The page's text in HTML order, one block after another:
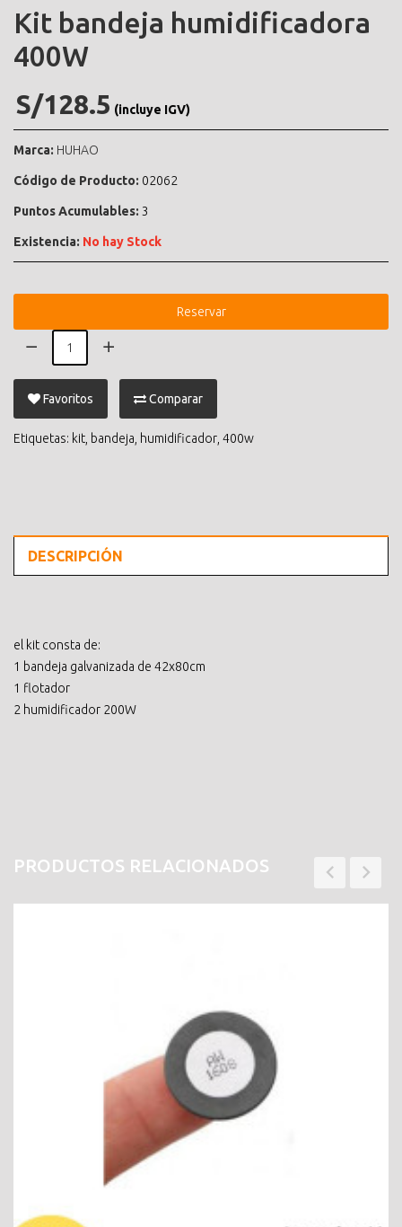
Kit bandeja humidificadora
400W
S/128.5 (incluye IGV)
Marca: HUHAO
Código de Producto: 02062
Puntos Acumulables: 3
Existencia: No hay Stock
Reservar
Favoritos Comparar
Etiquetas: kit bandeja humidificador 400w
DESCRIPCIÓN
el kit consta de:
1 bandeja galvanizada de 42x80cm
1 flotador
2 humidificador 200W
PRODUCTOS RELACIONADOS